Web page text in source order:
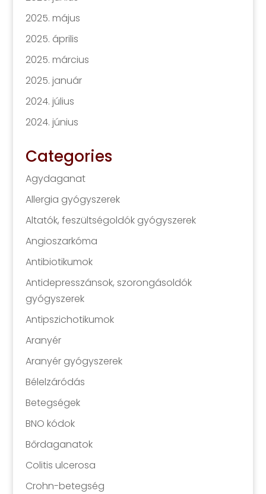
2025. május
2025. április
2025. március
2025. január
2024. július
2024. június
Categories
Agydaganat
Allergia gyógyszerek
Altatók, feszültségoldók gyógyszerek
Angioszarkóma
Antibiotikumok
Antidepresszánsok, szorongásoldók
gyógyszerek
Antipszichotikumok
Aranyér
Aranyér gyógyszerek
Bélelzáródás
Betegségek
BNO kódok
Bőrdaganatok
Colitis ulcerosa
Crohn-betegség